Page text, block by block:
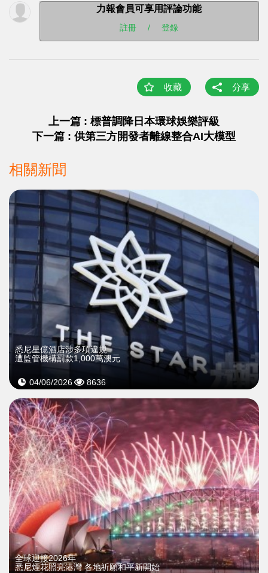
力報會員可享用評論功能
註冊 / 登錄
收藏 分享
上一篇 : 標普調降日本環球娛樂評級
下一篇 : 供第三方開發者離線整合AI大模型
相關新聞
悉尼星億酒店涉多項違規
遭監管機構罰款1,000萬澳元
04/06/2026 8636
全球迎接2026年
悉尼煙花照亮港灣 各地祈願和平新開始